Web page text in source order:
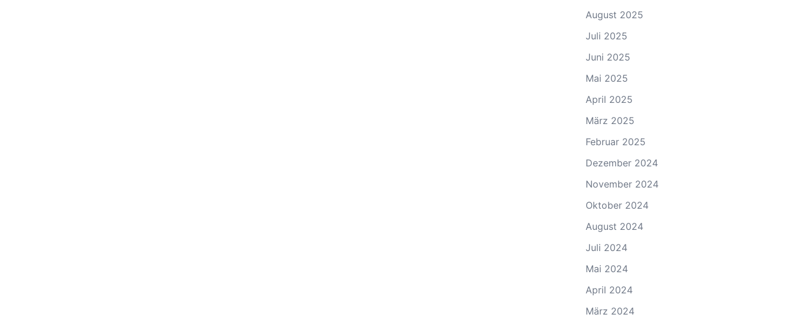
August 2025
Juli 2025
Juni 2025
Mai 2025
April 2025
März 2025
Februar 2025
Dezember 2024
November 2024
Oktober 2024
August 2024
Juli 2024
Mai 2024
April 2024
März 2024